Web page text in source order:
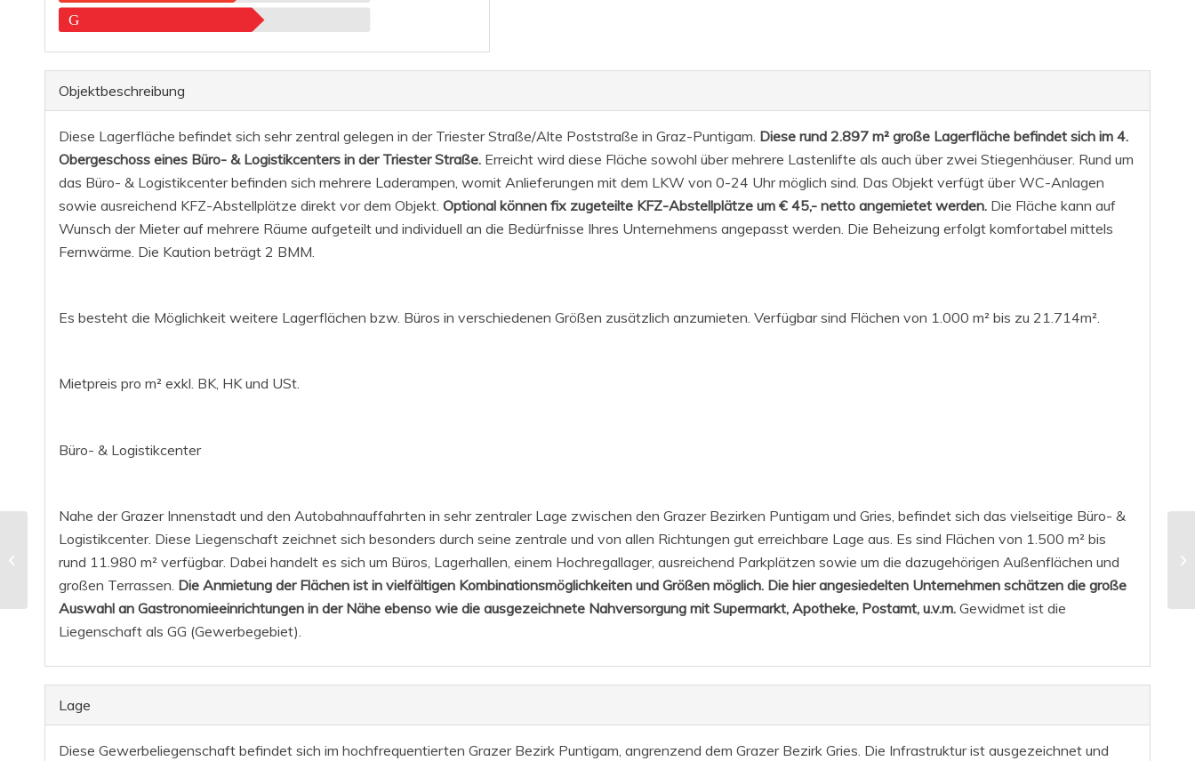
G
Objekt­beschreibung
Diese Lagerfläche befindet sich sehr zentral gelegen in der Triester Straße/Alte Poststraße in Graz-Puntigam. Diese rund 2.897 m² große Lagerfläche befindet sich im 4.
Obergeschoss eines Büro- & Logistikcenters in der Triester Straße. Erreicht wird diese Fläche sowohl über mehrere Lastenlifte als auch über zwei Stiegenhäuser. Rund um
das Büro- & Logistikcenter befinden sich mehrere Laderampen, womit Anlieferungen mit dem LKW von 0-24 Uhr möglich sind. Das Objekt verfügt über WC-Anlagen
sowie ausreichend KFZ-Abstellplätze direkt vor dem Objekt. Optional können fix zugeteilte KFZ-Abstellplätze um € 45,- netto angemietet werden. Die Fläche kann auf
Wunsch der Mieter auf mehrere Räume aufgeteilt und individuell an die Bedürfnisse Ihres Unternehmens angepasst werden. Die Beheizung erfolgt komfortabel mittels
Fernwärme. Die Kaution beträgt 2 BMM.
Es besteht die Möglichkeit weitere Lagerflächen bzw. Büros in verschiedenen Größen zusätzlich anzumieten. Verfügbar sind Flächen von 1.000 m² bis zu 21.714m².
Mietpreis pro m² exkl. BK, HK und USt.
Büro- & Logistikcenter
Nahe der Grazer Innenstadt und den Autobahnauffahrten in sehr zentraler Lage zwischen den Grazer Bezirken Puntigam und Gries, befindet sich das vielseitige Büro- &
Logistikcenter. Diese Liegenschaft zeichnet sich besonders durch seine zentrale und von allen Richtungen gut erreichbare Lage aus. Es sind Flächen von 1.500 m² bis
rund 11.980 m² verfügbar. Dabei handelt es sich um Büros, Lagerhallen, einem Hochregallager, ausreichend Parkplätzen sowie um die dazugehörigen Außenflächen und
großen Terrassen. Die Anmietung der Flächen ist in vielfältigen Kombinationsmöglichkeiten und Größen möglich. Die hier angesiedelten Unternehmen schätzen die große
Auswahl an Gastronomieeinrichtungen in der Nähe ebenso wie die ausgezeichnete Nahversorgung mit Supermarkt, Apotheke, Postamt, u.v.m. Gewidmet ist die
Liegenschaft als GG (Gewerbegebiet).
Lage
Diese Gewerbeliegenschaft befindet sich im hochfrequentierten Grazer Bezirk Puntigam, angrenzend dem Grazer Bezirk Gries. Die Infrastruktur ist ausgezeichnet und
Großer Garten im
mit 138 m² in Bestlage
in der Steyr...